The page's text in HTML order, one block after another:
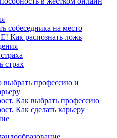
собеседника на место
распознать ложь
страх
выбрать профессию и
Как выбрать профессию
Как сделать карьеру